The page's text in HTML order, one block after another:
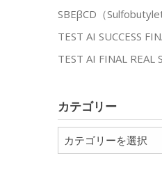
SBEβCD（
TEST AI SUCCESS
TEST AI FINAL REAL
カテゴリー
テ